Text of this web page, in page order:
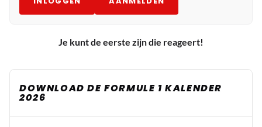
Je kunt de eerste zijn die reageert!
DOWNLOAD DE FORMULE 1 KALENDER
2026